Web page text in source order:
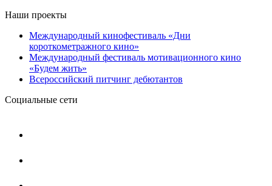
Наши проекты
Международный кинофестиваль «Дни
короткометражного кино»
Международный фестиваль мотивационного кино
«Будем жить»
Всероссийский питчинг дебютантов
Социальные сети